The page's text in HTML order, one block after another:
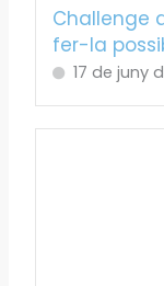
Challenge
fer-la
17 de juny